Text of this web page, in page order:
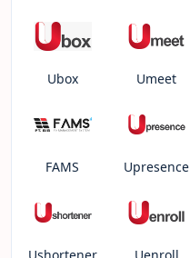
Ubox Umeet
FAMS Upresence